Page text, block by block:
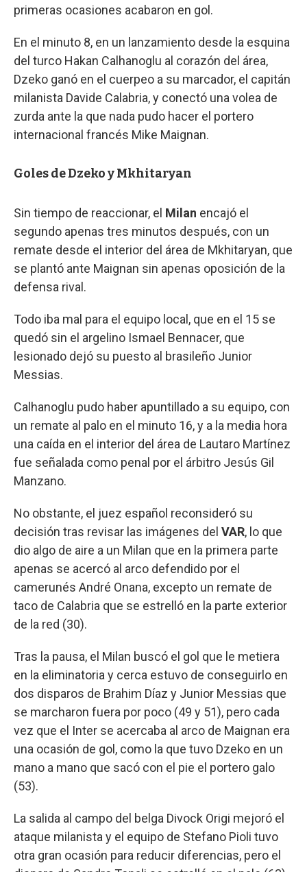
primeras ocasiones acabaron en gol.
En el minuto 8, en un lanzamiento desde la esquina
del turco Hakan Calhanoglu al corazón del área,
Dzeko ganó en el cuerpeo a su marcador, el capitán
milanista Davide Calabria, y conectó una volea de
zurda ante la que nada pudo hacer el portero
internacional francés Mike Maignan.
Goles de Dzeko y Mkhitaryan
Sin tiempo de reaccionar, el Milan encajó el
segundo apenas tres minutos después, con un
remate desde el interior del área de Mkhitaryan, que
se plantó ante Maignan sin apenas oposición de la
defensa rival.
Todo iba mal para el equipo local, que en el 15 se
quedó sin el argelino Ismael Bennacer, que
lesionado dejó su puesto al brasileño Junior
Messias.
Calhanoglu pudo haber apuntillado a su equipo, con
un remate al palo en el minuto 16, y a la media hora
una caída en el interior del área de Lautaro Martínez
fue señalada como penal por el árbitro Jesús Gil
Manzano.
No obstante, el juez español reconsideró su
decisión tras revisar las imágenes del VAR, lo que
dio algo de aire a un Milan que en la primera parte
apenas se acercó al arco defendido por el
camerunés André Onana, excepto un remate de
taco de Calabria que se estrelló en la parte exterior
de la red (30).
Tras la pausa, el Milan buscó el gol que le metiera
en la eliminatoria y cerca estuvo de conseguirlo en
dos disparos de Brahim Díaz y Junior Messias que
se marcharon fuera por poco (49 y 51), pero cada
vez que el Inter se acercaba al arco de Maignan era
una ocasión de gol, como la que tuvo Dzeko en un
mano a mano que sacó con el pie el portero galo
(53).
La salida al campo del belga Divock Origi mejoró el
ataque milanista y el equipo de Stefano Pioli tuvo
otra gran ocasión para reducir diferencias, pero el